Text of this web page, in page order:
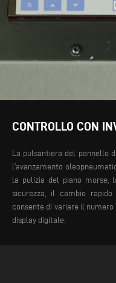
CONTROLLO CON
La pulsantiera del pannello
l’avanzamento
la pulizia del piano morse,
sicurezza, il cambio
consente di variare il
display digitale.